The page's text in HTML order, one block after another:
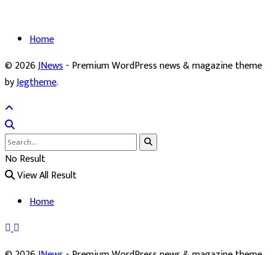
Home
© 2026JNews- Premium WordPress news & magazine theme
byJegtheme.
No Result
View All Result
Home